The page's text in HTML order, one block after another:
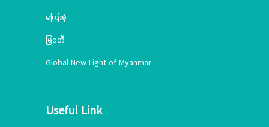
ကြေးမုံ
မြဝတီ
Global New Light of Myanmar
Useful Link